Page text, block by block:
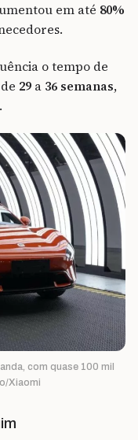
em até 80%
o tempo de
29 a 36 semanas,
com quase 100 mil
Xiaomi